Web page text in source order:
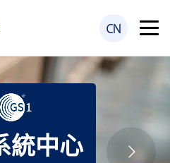
統中心